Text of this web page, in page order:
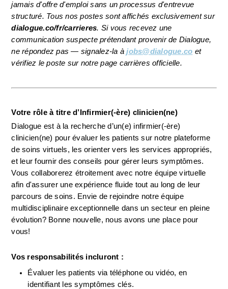
jamais d'offre d'emploi sans un processus d'entrevue
structuré. Tous nos postes sont affichés exclusivement sur
dialogue.co/fr/carrieres. Si vous recevez une
communication suspecte prétendant provenir de Dialogue,
ne répondez pas — signalez-la à jobs@dialogue.co et
vérifiez le poste sur notre page carrières officielle.
Votre rôle à titre d’Infirmier(-ère) clinicien(ne)
Dialogue est à la recherche d’un(e) infirmier(-ère)
clinicien(ne) pour évaluer les patients sur notre plateforme
de soins virtuels, les orienter vers les services appropriés,
et leur fournir des conseils pour gérer leurs symptômes.
Vous collaborerez étroitement avec notre équipe virtuelle
afin d'assurer une expérience fluide tout au long de leur
parcours de soins. Envie de rejoindre notre équipe
multidisciplinaire exceptionnelle dans un secteur en pleine
évolution? Bonne nouvelle, nous avons une place pour
vous!
Vos responsabilités incluront :
Évaluer les patients via téléphone ou vidéo, en
identifiant les symptômes clés.